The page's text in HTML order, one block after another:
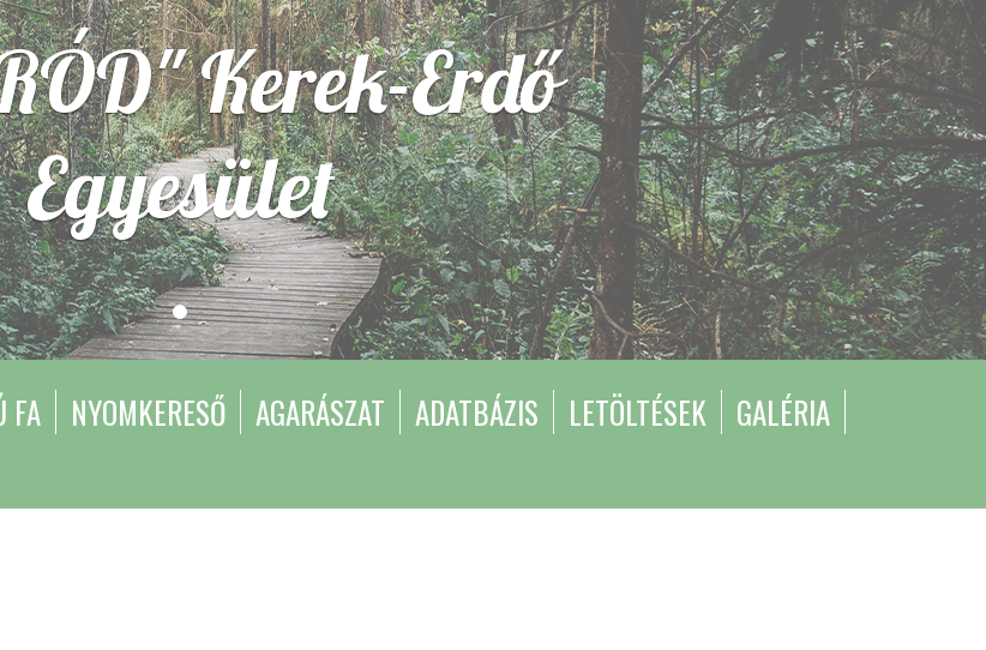
Kerek-Erdő
Egyesület
FA NYOMKERESŐ AGARÁSZAT ADATBÁZIS LETÖLTÉSEK GALÉRIA